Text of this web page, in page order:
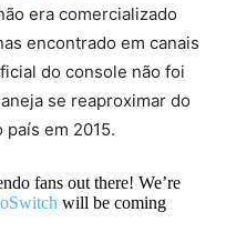
era comercializado
encontrado em canais
do console não foi
se reaproximar do
em 2015.
fans out there! We’re
will be coming